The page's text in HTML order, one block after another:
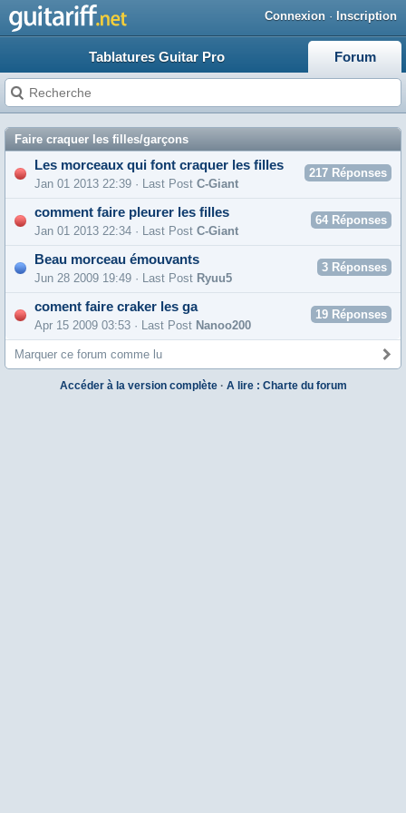
Connexion · Inscription
Tablatures Guitar Pro Forum
Faire craquer les filles/garçons
217 Réponses
Les morceaux qui font craquer les filles
Jan 01 2013 22:39 · Last Post C-Giant
64 Réponses
comment faire pleurer les filles
Jan 01 2013 22:34 · Last Post C-Giant
3 Réponses
Beau morceau émouvants
Jun 28 2009 19:49 · Last Post Ryuu5
19 Réponses
coment faire craker les ga
Apr 15 2009 03:53 · Last Post Nanoo200
Marquer ce forum comme lu
Accéder à la version complète· A lire : Charte du forum